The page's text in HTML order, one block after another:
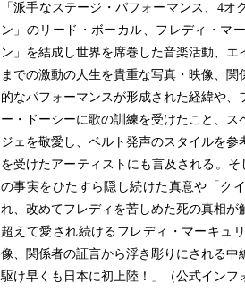
「派手なステージ・パフォーマンス、4
ン」のリード・ボーカル、フレディ・マ
ン」を結成し世界を席巻した音楽活動、
までの激動の人生を貴重な写真・映像、関
的なパフォーマンスが形成された経緯や、
ー・ドーシーに歌の訓練を受けたこと、
ジェを敬愛し、ベルト発声のスタイルを
を受けたアーティストにも言及される。
の事実をひたすら隠し続けた真意や「ク
れ、改めてフレディを苦しめた死の真相
超えて愛され続けるフレディ・マーキュ
像、関係者の証言から浮き彫りにされる
駆け早くも日本に初上陸！」（公式インフ